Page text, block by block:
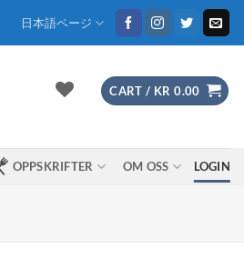
日本語ページ
CART / KR 0.00
OPPSKRIFTER OM OSS LOGIN